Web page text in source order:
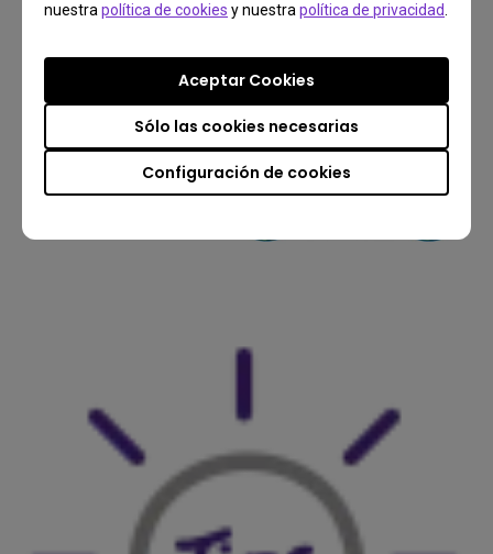
nuestra política de cookies y nuestra política de privacidad
Configuración de cookies
Sólo las cookies necesarias
Aceptar Cookies